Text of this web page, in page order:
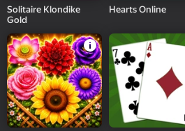
Solitaire Klondike
Gold
Hearts Online